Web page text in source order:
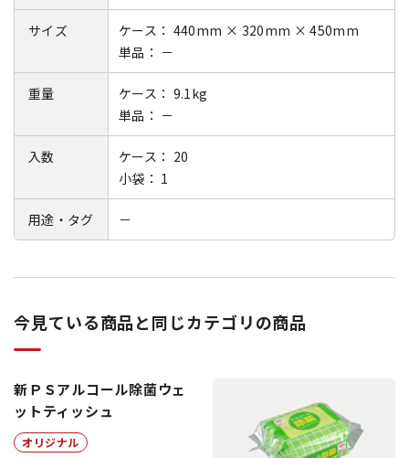
サイズ
ケース： 440mm × 320mm × 450mm
単品： －
重量
ケース： 9.1kg
単品： －
入数
ケース： 20
小袋： 1
用途・タグ －
今見ている商品と同じカテゴリの商品
新ＰＳアルコール除菌ウェ
ットティッシュ
オリジナル